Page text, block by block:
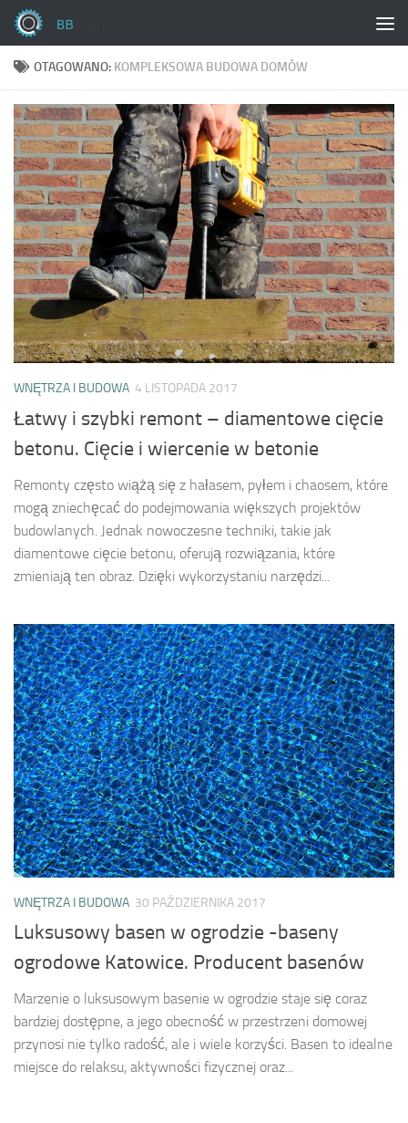
Skip to content
OTAGOWANO: KOMPLEKSOWA BUDOWA DOMÓW
WNĘTRZA I BUDOWA 4 LISTOPADA 2017
Łatwy i szybki remont – diamentowe cięcie
betonu. Cięcie i wiercenie w betonie
Remonty często wiążą się z hałasem, pyłem i chaosem, które
mogą zniechęcać do podejmowania większych projektów
budowlanych. Jednak nowoczesne techniki, takie jak
diamentowe cięcie betonu, oferują rozwiązania, które
zmieniają ten obraz. Dzięki wykorzystaniu narzędzi...
WNĘTRZA I BUDOWA 30 PAŹDZIERNIKA 2017
Luksusowy basen w ogrodzie -baseny
ogrodowe Katowice. Producent basenów
Marzenie o luksusowym basenie w ogrodzie staje się coraz
bardziej dostępne, a jego obecność w przestrzeni domowej
przynosi nie tylko radość, ale i wiele korzyści. Basen to idealne
miejsce do relaksu, aktywności fizycznej oraz...